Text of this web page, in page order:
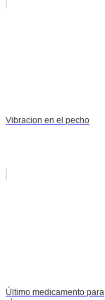
Vibracion en el pecho
Último medicamento para